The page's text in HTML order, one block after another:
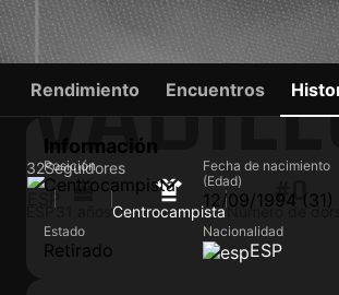
32Seguidores
Centrocampista
#0
Número de
Rendimiento Encuentros
Información
Posición
Centrocampista
Fecha de nacimiento
(Edad)
12/09/1994 (31)
Estado
Retirado
Nacionalidad
ESP